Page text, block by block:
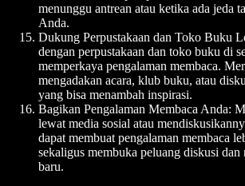
menunggu antrean atau ketika ada jeda
Anda.
Dukung Perpustakaan dan Toko Buku
dengan perpustakaan dan toko buku di
memperkaya pengalaman membaca.
mengadakan acara, klub buku, atau
yang bisa menambah inspirasi.
Bagikan Pengalaman Membaca Anda:
lewat media sosial atau
dapat membuat pengalaman membaca
sekaligus membuka peluang diskusi dan
baru.